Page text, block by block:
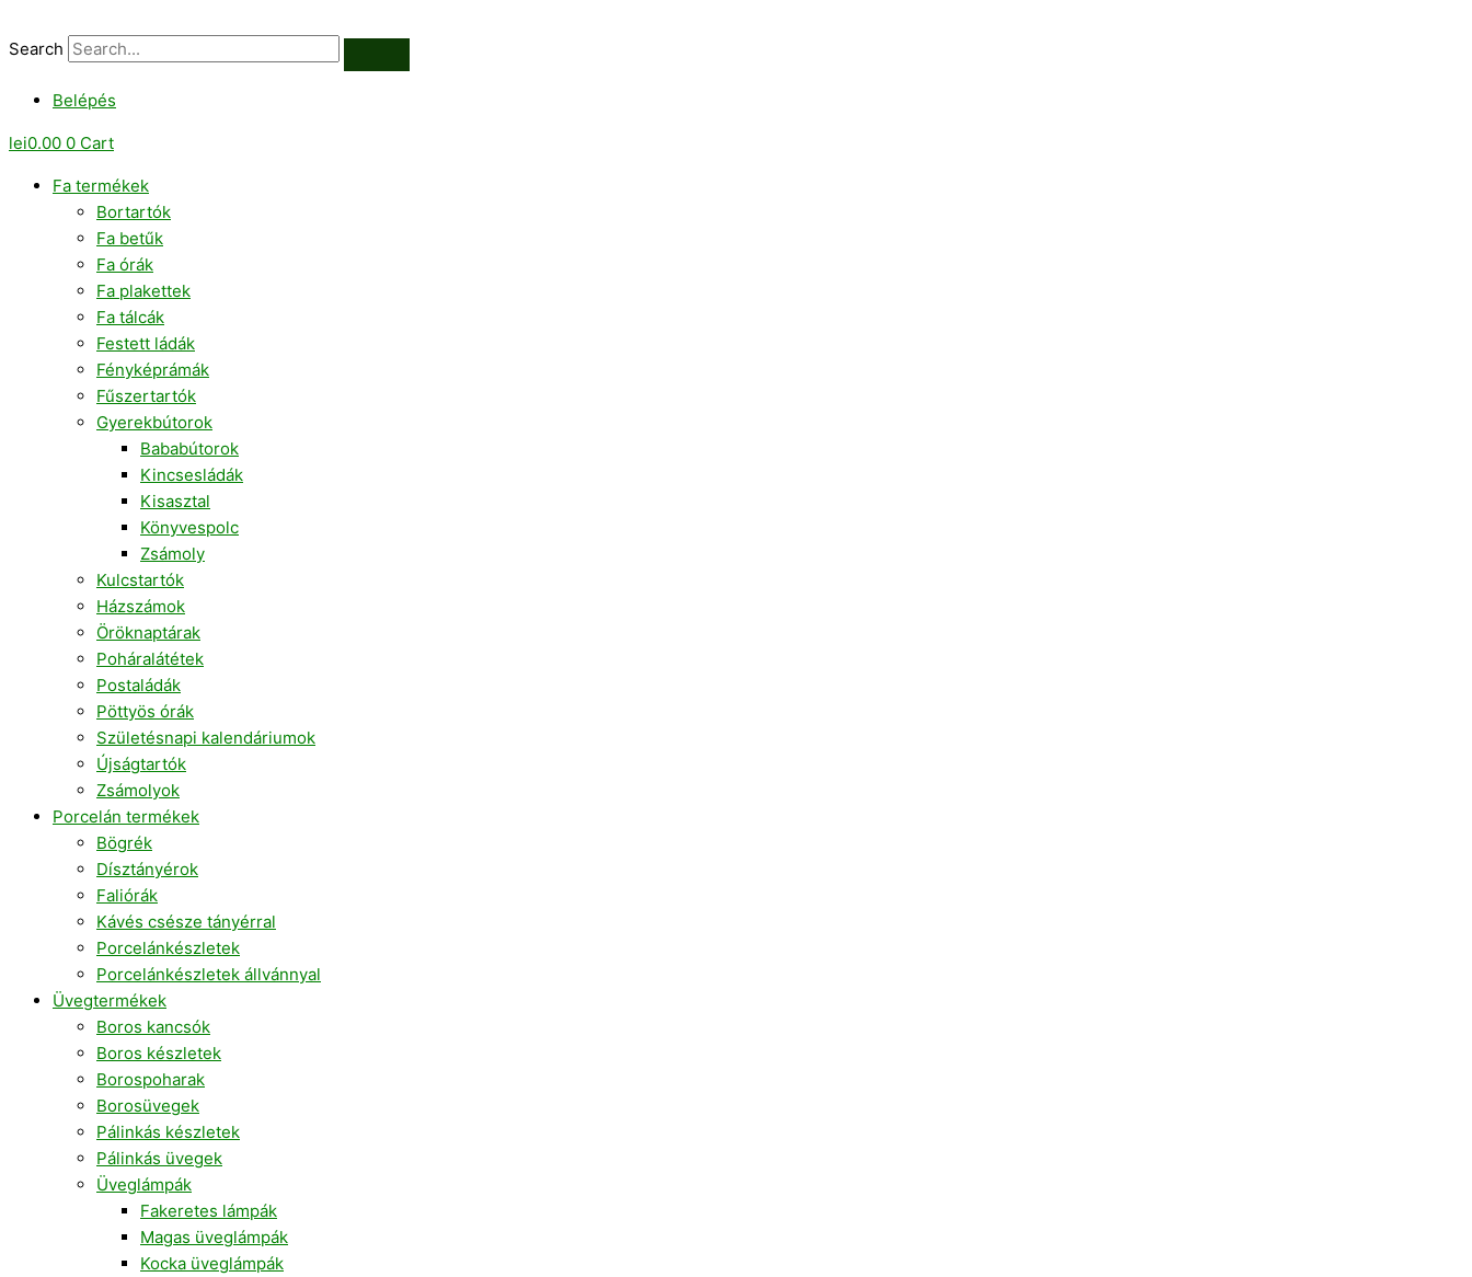
to
Search
Belépés
lei0.00 0 Cart
Fa termékek
Bortartók
Fa betűk
Fa órák
Fa plakettek
Fa tálcák
Festett ládák
Fényképrámák
Fűszertartók
Gyerekbútorok
Bababútorok
Kincsesládák
Kisasztal
Könyvespolc
Zsámoly
Kulcstartók
Házszámok
Öröknaptárak
Poháralátétek
Postaládák
Pöttyös órák
Születésnapi kalendáriumok
Újságtartók
Zsámolyok
Porcelán termékek
Bögrék
Dísztányérok
Faliórák
Kávés csésze tányérral
Porcelánkészletek
Porcelánkészletek állvánnyal
Üvegtermékek
Boros kancsók
Boros készletek
Borospoharak
Borosüvegek
Pálinkás készletek
Pálinkás üvegek
Üveglámpák
Fakeretes lámpák
Magas üveglámpák
Kocka üveglámpák
áldás"
mennyiség